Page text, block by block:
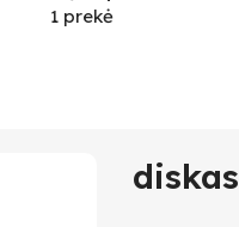
1 prekė
diskas